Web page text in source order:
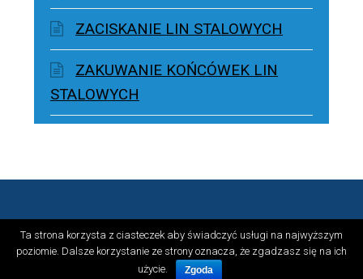
ZACISKANIE LIN STALOWYCH
ZAKUWANIE KOŃCÓWEK LIN
STALOWYCH
© Stal-Pol 2026
Ta strona korzysta z ciasteczek aby świadczyć usługi na najwyższym
poziomie. Dalsze korzystanie ze strony oznacza, że zgadzasz się na ich
użycie.
Zgoda